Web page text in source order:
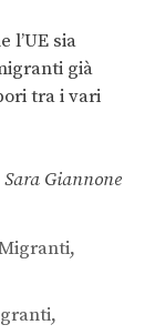
l’UE sia
già
tra i vari
Sara Giannone
,
,